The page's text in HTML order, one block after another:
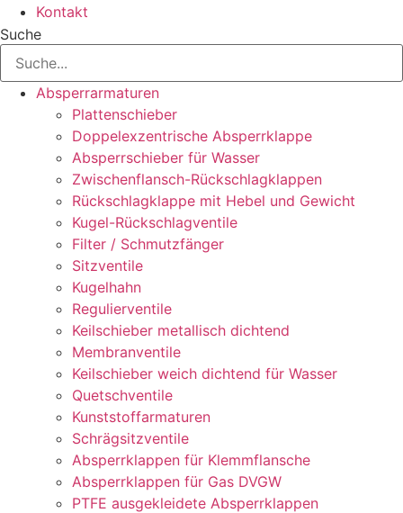
Kontakt
Suche
Absperrarmaturen
Plattenschieber
Doppelexzentrische Absperrklappe
Absperrschieber für Wasser
Zwischenflansch-Rückschlagklappen
Rückschlagklappe mit Hebel und Gewicht
Kugel-Rückschlagventile
Filter / Schmutzfänger
Sitzventile
Kugelhahn
Regulierventile
Keilschieber metallisch dichtend
Membranventile
Keilschieber weich dichtend für Wasser
Quetschventile
Kunststoffarmaturen
Schrägsitzventile
Absperrklappen für Klemmflansche
Absperrklappen für Gas DVGW
PTFE ausgekleidete Absperrklappen